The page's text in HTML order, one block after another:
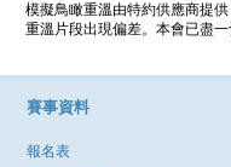
模擬鳥瞰重溫由特約供應商提
重溫片段出現偏差。本會已盡
賽事資料
報名表